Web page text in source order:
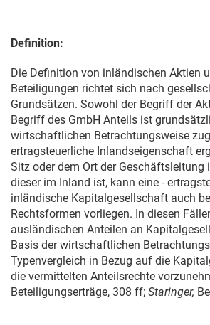
Definition:
Die Definition von inländischen Aktien
Beteiligungen richtet sich nach
Grundsätzen. Sowohl der Begriff der
Begriff des GmbH Anteils ist
wirtschaftlichen Betrachtungsweise
ertragsteuerliche Inlandseigenschaft
Sitz oder dem Ort der Geschäftsleitung
dieser im Inland ist, kann eine -
inländische Kapitalgesellschaft auch
Rechtsformen vorliegen. In diesen
ausländischen Anteilen an
Basis der wirtschaftlichen
Typenvergleich in Bezug auf die
die vermittelten Anteilsrechte
Beteiligungserträge, 308 ff; Staringer,